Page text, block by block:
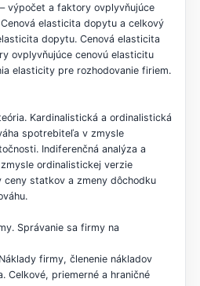
výpočet a faktory ovplyvňujúce
elasticita dopytu a celkový
dopytu. Cenová elasticita
ovplyvňujúce cenovú elasticitu
elasticity pre rozhodovanie firiem.
Kardinalistická a ordinalistická
spotrebiteľa v zmysle
Indiferenčná analýza a
ordinalistickej verzie
ceny statkov a zmeny dôchodku
Správanie sa firmy na
firmy, členenie nákladov
Celkové, priemerné a hraničné